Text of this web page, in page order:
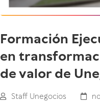
Formación
en
de valor de
Staff Unegocios